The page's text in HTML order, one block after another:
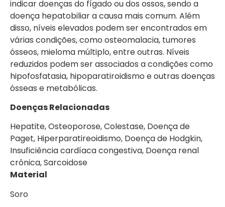
indicar doenças do fígado ou dos ossos, sendo a
doença hepatobiliar a causa mais comum. Além
disso, níveis elevados podem ser encontrados em
várias condições, como osteomalacia, tumores
ósseos, mieloma múltiplo, entre outras. Níveis
reduzidos podem ser associados a condições como
hipofosfatasia, hipoparatiroidismo e outras doenças
ósseas e metabólicas.
Doenças Relacionadas
Hepatite, Osteoporose, Colestase, Doença de
Paget, Hiperparatireoidismo, Doença de Hodgkin,
Insuficiência cardíaca congestiva, Doença renal
crônica, Sarcoidose
Material
Soro